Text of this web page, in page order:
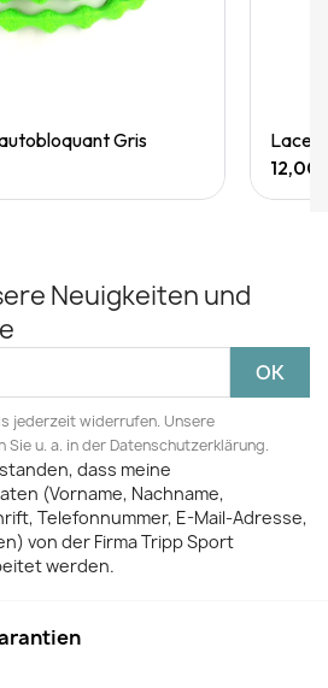
View
Gris
12,00
Neuigkeiten und
jederzeit widerrufen. Unsere
u. a. in der Datenschutzerklärung.
dass meine
(Vorname, Nachname,
Telefonnummer, E-Mail-Adresse,
von der Firma Tripp Sport
werden.